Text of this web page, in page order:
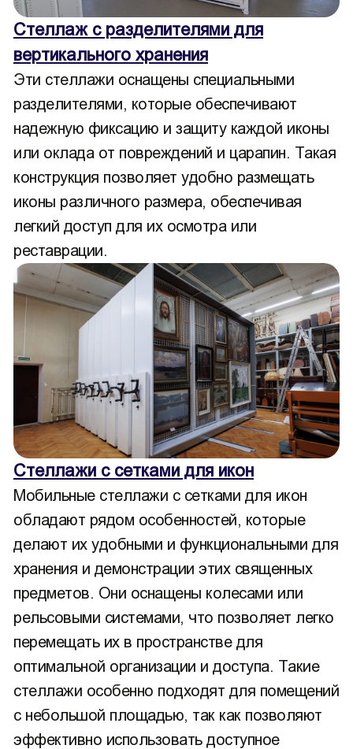
Стеллаж с разделителями для
вертикального хранения
Эти стеллажи оснащены специальными
разделителями, которые обеспечивают
надежную фиксацию и защиту каждой иконы
или оклада от повреждений и царапин. Такая
конструкция позволяет удобно размещать
иконы различного размера, обеспечивая
легкий доступ для их осмотра или
реставрации.
Стеллажи с сетками для икон
Мобильные стеллажи с сетками для икон
обладают рядом особенностей, которые
делают их удобными и функциональными для
хранения и демонстрации этих священных
предметов. Они оснащены колесами или
рельсовыми системами, что позволяет легко
перемещать их в пространстве для
оптимальной организации и доступа. Такие
стеллажи особенно подходят для помещений
с небольшой площадью, так как позволяют
эффективно использовать доступное